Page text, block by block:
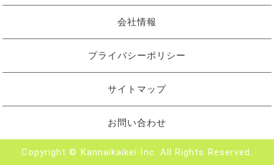
会社情報
プライバシーポリシー
サイトマップ
お問い合わせ
Copyright © Kannaikaikei Inc. All Rights Reserved.